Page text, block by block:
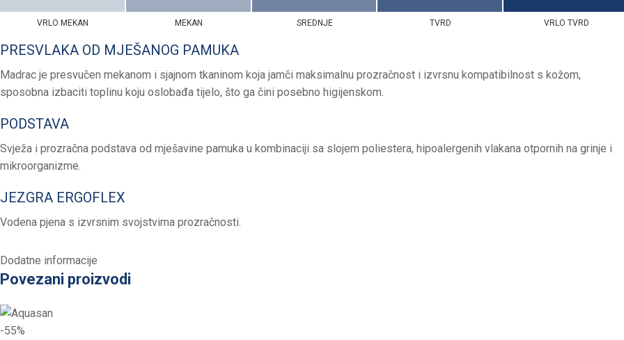
VRLO MEKAN MEKAN SREDNJE TVRD VRLO TVRD
PRESVLAKA OD MJEŠANOG PAMUKA
Madrac je presvučen mekanom i sjajnom tkaninom koja jamči maksimalnu prozračnost i izvrsnu kompatibilnost s kožom,
sposobna izbaciti toplinu koju oslobađa tijelo, što ga čini posebno higijenskom.
PODSTAVA
Svježa i prozračna podstava od mješavine pamuka u kombinaciji sa slojem poliestera, hipoalergenih vlakana otpornih na grinje i
mikroorganizme.
JEZGRA ERGOFLEX
Vodena pjena s izvrsnim svojstvima prozračnosti.
Dodatne informacije
Povezani proizvodi
-55%